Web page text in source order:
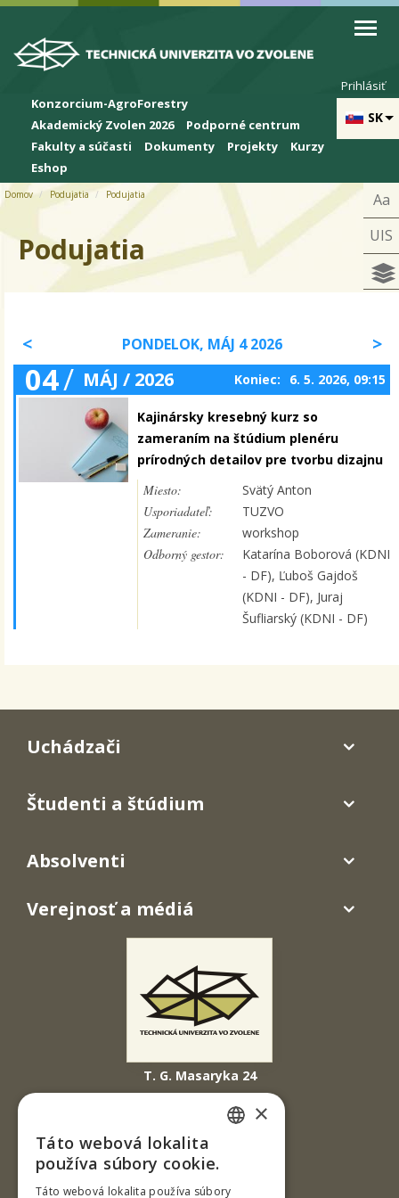
Skip to cookies
Skip to navigation
Skočiť na hlavný obsah
SK
Prihlásiť
Konzorcium-AgroForestry
Akademický Zvolen 2026
Podporné centrum
Fakulty a súčasti
Dokumenty Projekty
Kurzy
Eshop
Aa
UIS
Domov Podujatia Podujatia
Podujatia
PONDELOK, MÁJ 4 2026
04/ MÁJ / 2026 Koniec: 6. 5. 2026, 09:15
Kajinársky kresebný kurz so
zameraním na štúdium plenéru
prírodných detailov pre tvorbu dizajnu
Miesto:
Svätý Anton
Usporiadateľ:
TUZVO
Zameranie:
workshop
Odborný gestor:
Katarína Boborová (KDNI
- DF), Ľuboš Gajdoš
(KDNI - DF), Juraj
Šufliarský (KDNI - DF)
T. G. Masaryka 24
960 01 Zvolen
Slovenská republika
Tel.: +421-45-520 61 11
Fax: +421-45-533 00 27
Uchádzači
Študenti a štúdium
Absolventi
Verejnosť a médiá
×
Táto webová lokalita
používa súbory cookie.
Táto webová lokalita používa súbory